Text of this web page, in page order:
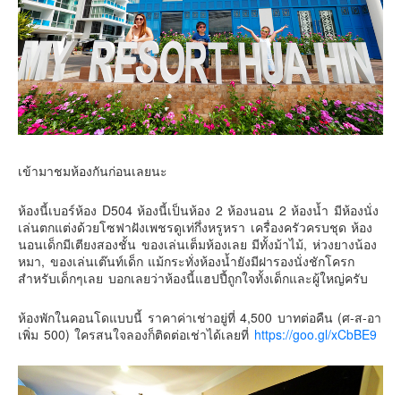
โปรตุเกส
สเปน
โครเอเชีย
สโลเวเนีย
มอนเตรเนโกร
ญี่ปุ่น
คันโต-โตเกียวและรอบๆ
คันไซ-โอซาก้า เกียวโต
คิวชู – ฟุกุโอกะ ซางะ เปปปุ ยุฟุอิน นางาซากิ
ฟูจิ
ฮอกไกโด
เอเชีย
สิงคโปร์
เข้ามาชมห้องกันก่อนเลยนะ
ห้องนี้เบอร์ห้อง D504 ห้องนี้เป็นห้อง 2 ห้องนอน 2 ห้องน้ำ มีห้องนั่ง
เล่นตกแต่งด้วยโซฟาฝังเพชรดูเท่กึ่งหรูหรา เครื่องครัวครบชุด ห้อง
นอนเด็กมีเตียงสองชั้น ของเล่นเต็มห้องเลย มีทั้งม้าไม้, ห่วงยางน้อง
หมา, ของเล่นเต๊นท์เด็ก แม้กระทั่งห้องน้ำยังมีฝารองนั่งชักโครก
สำหรับเด็กๆเลย บอกเลยว่าห้องนี้แฮปปี้ถูกใจทั้งเด็กและผู้ใหญ่ครับ
ห้องพักในคอนโดแบบนี้ ราคาค่าเช่าอยู่ที่ 4,500 บาทต่อคืน (ศ-ส-อา
เพิ่ม 500) ใครสนใจลองก็ติดต่อเช่าได้เลยที่ https://goo.gl/xCbBE9